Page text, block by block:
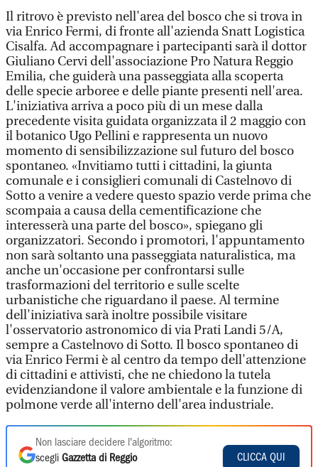
Il ritrovo è previsto nell'area del bosco che si trova in
via Enrico Fermi, di fronte all'azienda Snatt Logistica
Cisalfa. Ad accompagnare i partecipanti sarà il dottor
Giuliano Cervi dell'associazione Pro Natura Reggio
Emilia, che guiderà una passeggiata alla scoperta
delle specie arboree e delle piante presenti nell'area.
L'iniziativa arriva a poco più di un mese dalla
precedente visita guidata organizzata il 2 maggio con
il botanico Ugo Pellini e rappresenta un nuovo
momento di sensibilizzazione sul futuro del bosco
spontaneo. «Invitiamo tutti i cittadini, la giunta
comunale e i consiglieri comunali di Castelnovo di
Sotto a venire a vedere questo spazio verde prima che
scompaia a causa della cementificazione che
interesserà una parte del bosco», spiegano gli
organizzatori. Secondo i promotori, l'appuntamento
non sarà soltanto una passeggiata naturalistica, ma
anche un'occasione per confrontarsi sulle
trasformazioni del territorio e sulle scelte
urbanistiche che riguardano il paese. Al termine
dell'iniziativa sarà inoltre possibile visitare
l'osservatorio astronomico di via Prati Landi 5/A,
sempre a Castelnovo di Sotto. Il bosco spontaneo di
via Enrico Fermi è al centro da tempo dell'attenzione
di cittadini e attivisti, che ne chiedono la tutela
evidenziandone il valore ambientale e la funzione di
polmone verde all'interno dell'area industriale.
Non lasciare decidere l'algoritmo:
scegli Gazzetta di Reggio
CLICCA QUI